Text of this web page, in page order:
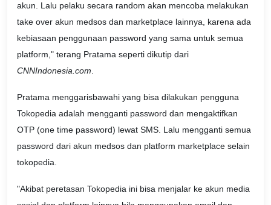
akun. Lalu pelaku secara random akan mencoba melakukan
take over akun medsos dan marketplace lainnya, karena ada
kebiasaan penggunaan password yang sama untuk semua
platform," terang Pratama seperti dikutip dari
CNNIndonesia.com.
Pratama menggarisbawahi yang bisa dilakukan pengguna
Tokopedia adalah mengganti password dan mengaktifkan
OTP (one time password) lewat SMS. Lalu mengganti semua
password dari akun medsos dan platform marketplace selain
tokopedia.
"Akibat peretasan Tokopedia ini bisa menjalar ke akun media